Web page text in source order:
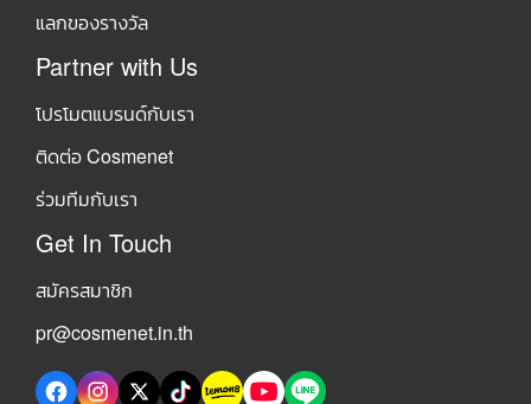
แลกของรางวัล
Partner with Us
โปรโมตแบรนด์กับเรา
ติดต่อ Cosmenet
ร่วมทีมกับเรา
Get In Touch
สมัครสมาชิก
pr@cosmenet.in.th